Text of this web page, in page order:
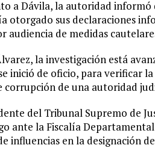
a Dávila, la autoridad informó
otorgado sus declaraciones
audiencia de medidas
la investigación está
inició de oficio, para verificar
corrupción de una autoridad
del Tribunal Supremo de
ante la Fiscalía
influencias en la designación